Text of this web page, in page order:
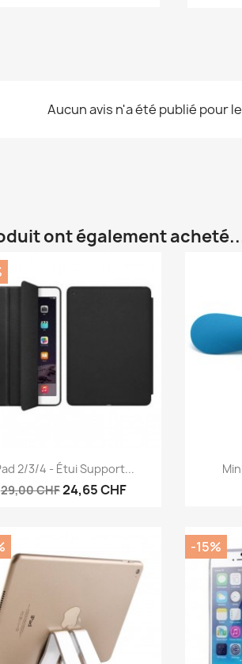
Aucun avis n'a été publié pour
ont également
Aperçu rapide
2/3/4 - Étui Support...
29,00 CHF24,65 CHF
-15%